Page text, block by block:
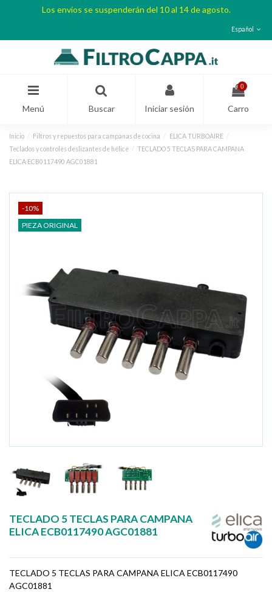
Los envíos se suspenderán del 10 al 14 de agosto.
Español
Menú Buscar Iniciar sesión
0
Carro
Inicio Filtros y repuestos para campanas de cocina
ELICA TURBOAIRE
Teclados y controles deslizantes de hélice
TECLADO 5 TECLAS PARA CAMPANA
ELICA ECB0117490 AGC01881
-10%
PIEZA ORIGINAL
TECLADO 5 TECLAS PARA CAMPANA
ELICA ECB0117490 AGC01881
TECLADO 5 TECLAS PARA CAMPANA ELICA ECB0117490
AGC01881